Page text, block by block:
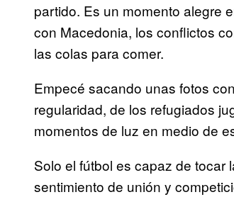
partido. Es un momento alegre
con Macedonia, los conflictos
las colas para comer.
Empecé sacando unas fotos
regularidad, de los refugiados
momentos de luz en medio de
Solo el fútbol es capaz de
sentimiento de unión y